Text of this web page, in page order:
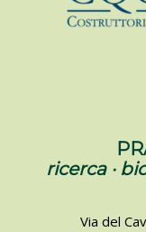
ricerca ·
Via del